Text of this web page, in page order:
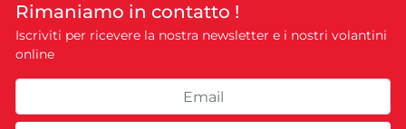
Rimaniamo in contatto !
Iscriviti per ricevere la nostra newsletter e i nostri volantini
online